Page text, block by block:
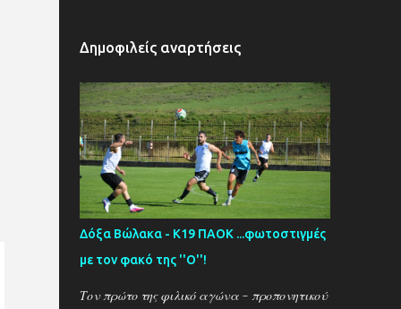
Δημοφιλείς αναρτήσεις
Δόξα Βώλακα - Κ19 ΠΑΟΚ ...φωτοστιγμές
με τον φακό της ''Ο''!
Τον πρώτο της φιλικό αγώνα - προπονητικού